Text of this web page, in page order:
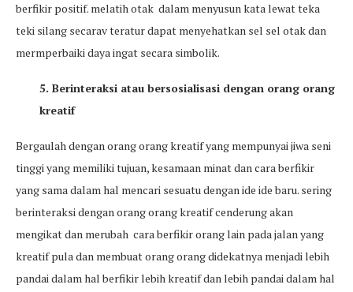
berfikir positif. melatih otak dalam menyusun kata lewat teka
teki silang secarav teratur dapat menyehatkan sel sel otak dan
mermperbaiki daya ingat secara simbolik.
5. Berinteraksi atau bersosialisasi dengan orang orang
kreatif
Bergaulah dengan orang orang kreatif yang mempunyai jiwa seni
tinggi yang memiliki tujuan, kesamaan minat dan cara berfikir
yang sama dalam hal mencari sesuatu dengan ide ide baru. sering
berinteraksi dengan orang orang kreatif cenderung akan
mengikat dan merubah cara berfikir orang lain pada jalan yang
kreatif pula dan membuat orang orang didekatnya menjadi lebih
pandai dalam hal berfikir lebih kreatif dan lebih pandai dalam hal